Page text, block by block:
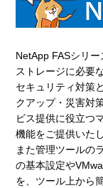
NetApp FASシリ
ストレージに必要
セキュリティ対策
クアップ・災害対
ビス提供に役立つ
機能をご提供いた
また管理ツールの
の基本設定や
を、ツール上から